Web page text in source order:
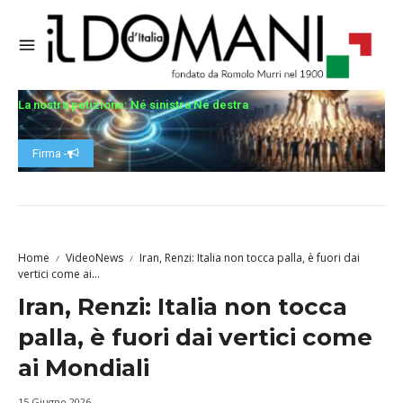
La nostra petizione: Né sinistra Né destra
Firma -
Home VideoNews
Iran, Renzi: Italia non tocca palla, è fuori dai
vertici come ai...
Iran, Renzi: Italia non tocca
palla, è fuori dai vertici come
ai Mondiali